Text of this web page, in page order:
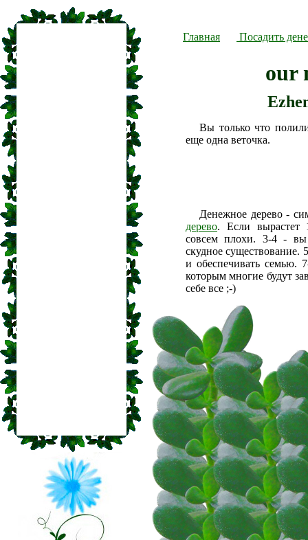
Главная Посадить
our
Вы только что
еще одна веточка.
Денежное дерево -
дерево. Если вырастет
совсем плохи. 3-4 - вы
скудное существование.
и обеспечивать семью.
которым многие будут
себе все ;-)